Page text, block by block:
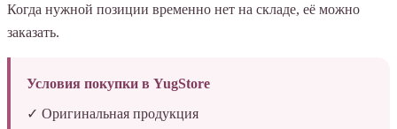
Когда нужной позиции временно нет на складе, её можно
заказать.
Условия покупки в YugStore
✓ Оригинальная продукция